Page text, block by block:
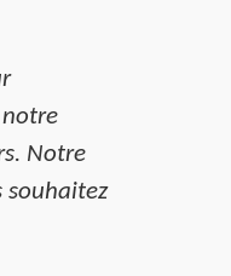
notre
Notre
souhaitez